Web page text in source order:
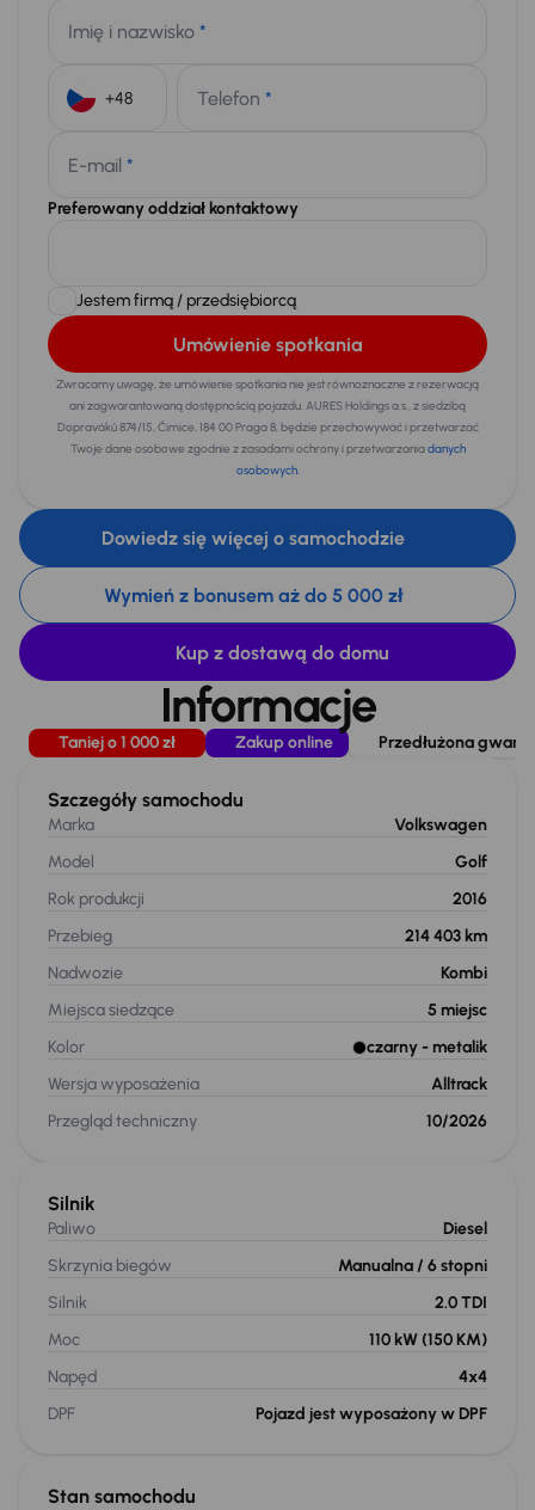
Imię i nazwisko *
Telefon *
E-mail *
Preferowany oddział kontaktowy
Jestem firmą / przedsiębiorcą
Umówienie spotkania
Zwracamy uwagę, że umówienie spotkania nie jest równoznaczne z rezerwacją
ani zagwarantowaną dostępnością pojazdu. AURES Holdings a.s., z siedzibą
Dopraváků 874/15, Čimice, 184 00 Praga 8, będzie przechowywać i przetwarzać
Twoje dane osobowe zgodnie z zasadami ochrony i przetwarzaniadanych
osobowych.
Dowiedz się więcej o samochodzie
Wymień z bonusem aż do 5 000 zł
Kup z dostawą do domu
Informacje
Taniej o 1 000 zł Zakup online Przedłużona
Szczegóły samochodu
Marka
Volkswagen
Model
Golf
Rok produkcji
2016
Przebieg
214 403 km
Nadwozie
Kombi
Miejsca siedzące
5 miejsc
Kolor
czarny - metalik
Wersja wyposażenia
Alltrack
Przegląd techniczny
10/2026
Stan samochodu
Silnik
Paliwo
Diesel
Skrzynia biegów
Manualna / 6 stopni
Silnik
2.0 TDI
Moc
110 kW (150 KM)
Napęd
4x4
DPF
Pojazd jest wyposażony w DPF